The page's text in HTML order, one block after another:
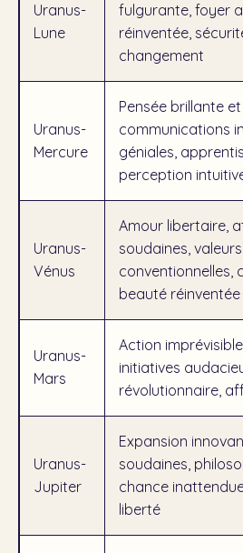
Uranus-
Lune
fulgurante, foyer
réinventée,
changement
Uranus-
Mercure
Pensée brillante
communications
géniales,
perception
Uranus-
Vénus
Amour libertaire,
soudaines,
conventionnelles,
beauté réinventée
Uranus-
Mars
Action
initiatives
révolutionnaire,
Uranus-
Jupiter
Expansion
soudaines,
chance
liberté